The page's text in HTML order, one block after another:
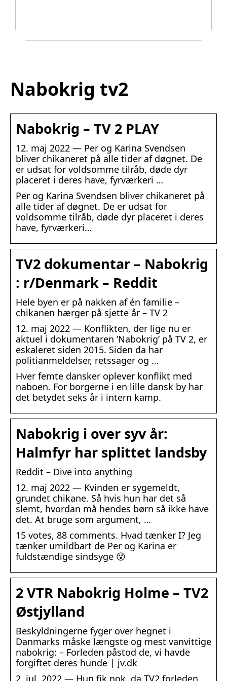
Nabokrig tv2
Nabokrig – TV 2 PLAY
12. maj 2022 — Per og Karina Svendsen
bliver chikaneret på alle tider af døgnet. De
er udsat for voldsomme tilråb, døde dyr
placeret i deres have, fyrværkeri …
Per og Karina Svendsen bliver chikaneret på
alle tider af døgnet. De er udsat for
voldsomme tilråb, døde dyr placeret i deres
have, fyrværkeri…
TV2 dokumentar – Nabokrig
: r/Denmark – Reddit
Hele byen er på nakken af én familie –
chikanen hærger på sjette år – TV 2
12. maj 2022 — Konflikten, der lige nu er
aktuel i dokumentaren ‘Nabokrig’ på TV 2, er
eskaleret siden 2015. Siden da har
politianmeldelser, retssager og …
Hver femte dansker oplever konflikt med
naboen. For borgerne i en lille dansk by har
det betydet seks år i intern kamp.
Nabokrig i over syv år:
Halmfyr har splittet landsby
Reddit – Dive into anything
12. maj 2022 — Kvinden er sygemeldt,
grundet chikane. Så hvis hun har det så
slemt, hvordan må hendes børn så ikke have
det. At bruge som argument, …
15 votes, 88 comments. Hvad tænker I? Jeg
tænker umildbart de Per og Karina er
fuldstændige sindsyge 😵
2 VTR Nabokrig Holme – TV2
Østjylland
Beskyldningerne fyger over hegnet i
Danmarks måske længste og mest vanvittige
nabokrig: – Forleden påstod de, vi havde
forgiftet deres hunde | jv.dk
2. jul. 2022 — Hun fik nok, da TV2 forleden